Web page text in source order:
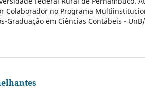
Colaborador no Programa
Graduação em Ciências Contábeis - UnB/